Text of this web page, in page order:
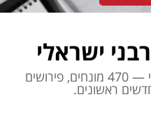
ישראלי
המילון החופשי לסלנג העברי — 470 מונחים, פירושים
ראשונים.